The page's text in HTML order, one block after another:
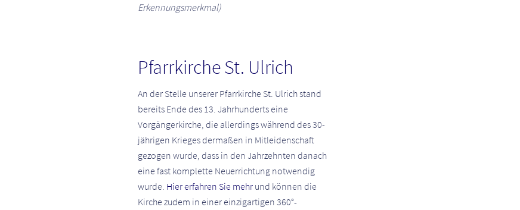
Erkennungsmerkmal)
Pfarrkirche St. Ulrich
An der Stelle unserer Pfarrkirche St. Ulrich stand
bereits Ende des 13. Jahrhunderts eine
Vorgängerkirche, die allerdings während des 30-
jährigen Krieges dermaßen in Mitleidenschaft
gezogen wurde, dass in den Jahrzehnten danach
eine fast komplette Neuerrichtung notwendig
wurde. Hier erfahren Sie mehrund können die
Kirche zudem in einer einzigartigen 360°-